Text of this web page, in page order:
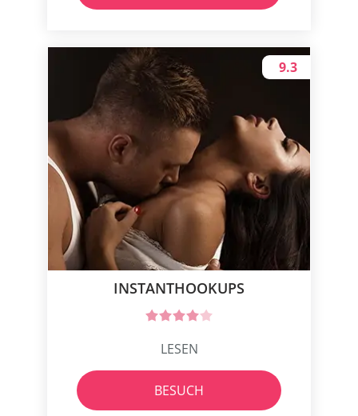
INSTANTHOOKUPS
9.3
LESEN
BESUCH